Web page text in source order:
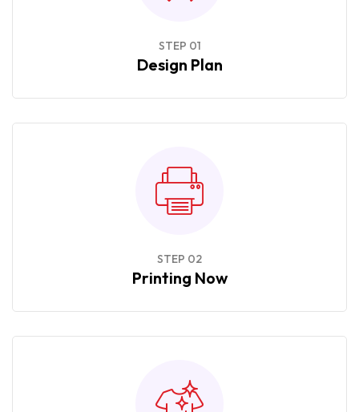
STEP 01
Design Plan
STEP 02
Printing Now